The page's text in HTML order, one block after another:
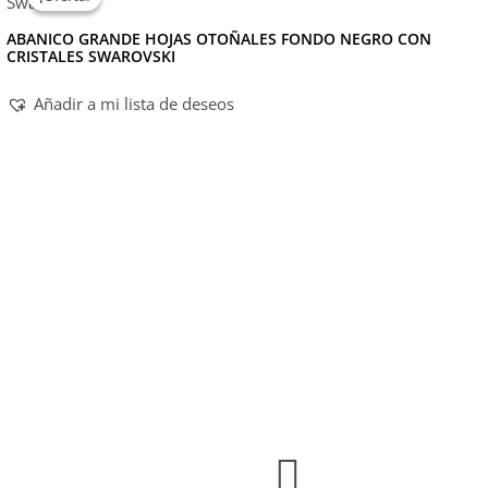
ABANICO GRANDE HOJAS OTOÑALES FONDO NEGRO CON
CRISTALES SWAROVSKI
Añadir a mi lista de deseos